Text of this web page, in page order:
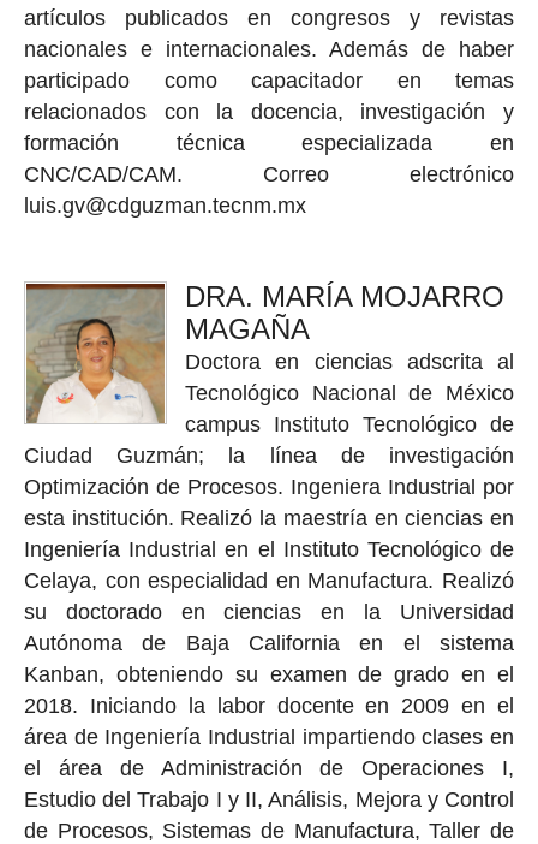
artículos publicados en congresos y revistas
nacionales e internacionales. Además de haber
participado como capacitador en temas
relacionados con la docencia, investigación y
formación técnica especializada en
CNC/CAD/CAM. Correo electrónico
luis.gv@cdguzman.tecnm.mx
DRA. MARÍA MOJARRO
MAGAÑA
Doctora en ciencias adscrita al
Tecnológico Nacional de México
campus Instituto Tecnológico de
Ciudad Guzmán; la línea de investigación
Optimización de Procesos. Ingeniera Industrial por
esta institución. Realizó la maestría en ciencias en
Ingeniería Industrial en el Instituto Tecnológico de
Celaya, con especialidad en Manufactura. Realizó
su doctorado en ciencias en la Universidad
Autónoma de Baja California en el sistema
Kanban, obteniendo su examen de grado en el
2018. Iniciando la labor docente en 2009 en el
área de Ingeniería Industrial impartiendo clases en
el área de Administración de Operaciones I,
Estudio del Trabajo I y II, Análisis, Mejora y Control
de Procesos, Sistemas de Manufactura, Taller de